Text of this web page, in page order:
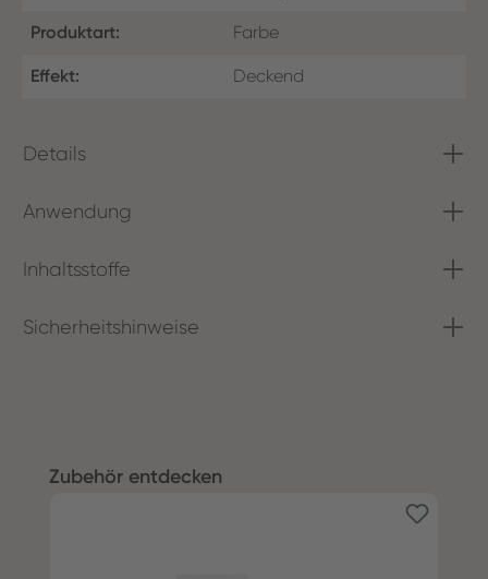
Produktart: Farbe
Effekt: Deckend
Details
Anwendung
Inhaltsstoffe
Sicherheitshinweise
Productgalerij overslaan
Zubehör entdecken